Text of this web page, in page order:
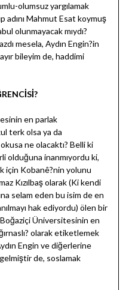
olumsuz yargılamak
adını Mahmut Esat koymuş
olunmayacak mıydı?
mesela, Aydın Engin?in
bileyim de, haddimi
en parlak
terk olsa ya da
ne olacaktı? Belli ki
olduğuna inanmıyordu ki,
için Kobanê?nin yolunu
Kızılbaş olarak (Ki kendi
selam eden bu isim de en
hak ediyordu) ölen bir
Üniversitesinin en
olarak etiketlemek
Engin ve diğerlerine
gelmiştir de, soslamak